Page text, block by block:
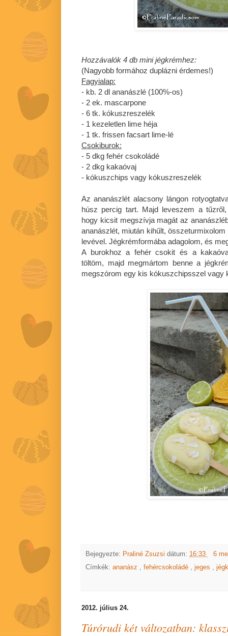
Hozzávalók 4 db mini jégkrémhez:
(Nagyobb formához duplázni érdemes!)
Fagyialap:
- kb. 2 dl ananászlé (100%-os)
- 2 ek. mascarpone
- 6 tk. kókuszreszelék
- 1 kezeletlen lime héja
- 1 tk. frissen facsart lime-lé
Csokiburok:
- 5 dkg fehér csokoládé
- 2 dkg kakaóvaj
- kókuszchips vagy kókuszreszelék
Az ananászlét alacsony lángon
húsz percig tart. Majd leveszem a
hogy kicsit megszívja magát az
ananászlét, miután kihűlt,
levével. Jégkrémformába adagolom, és
A burokhoz a fehér csokit és a
töltöm, majd megmártom benne a
megszórom egy kis kókuszchipsszel vagy
Bejegyezte: Praliné Zsuzsi dátum: 16:33
6
Címkék: ananász fehércsokoládé jeges
2012. július 24.
Túrórudi két változatban: